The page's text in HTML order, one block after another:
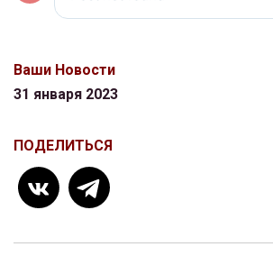
Ваши Новости
31 января 2023
ПОДЕЛИТЬСЯ